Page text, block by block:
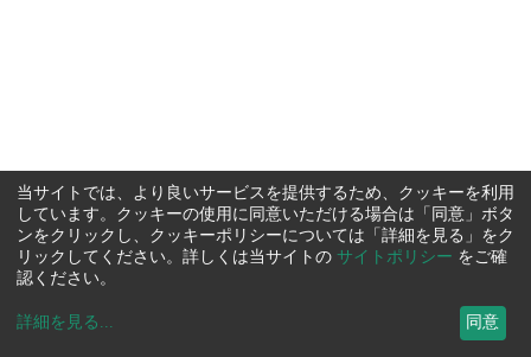
当サイトでは、より良いサービスを提供するため、クッキーを利用
しています。クッキーの使用に同意いただける場合は「同意」ボタ
ンをクリックし、クッキーポリシーについては「詳細を見る」をク
リックしてください。詳しくは当サイトの サイトポリシー をご確
認ください。
詳細を見る ... 同意